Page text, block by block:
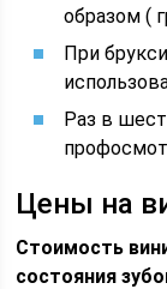
образом (
При
Раз в
Цены на
Стоимость
состояния